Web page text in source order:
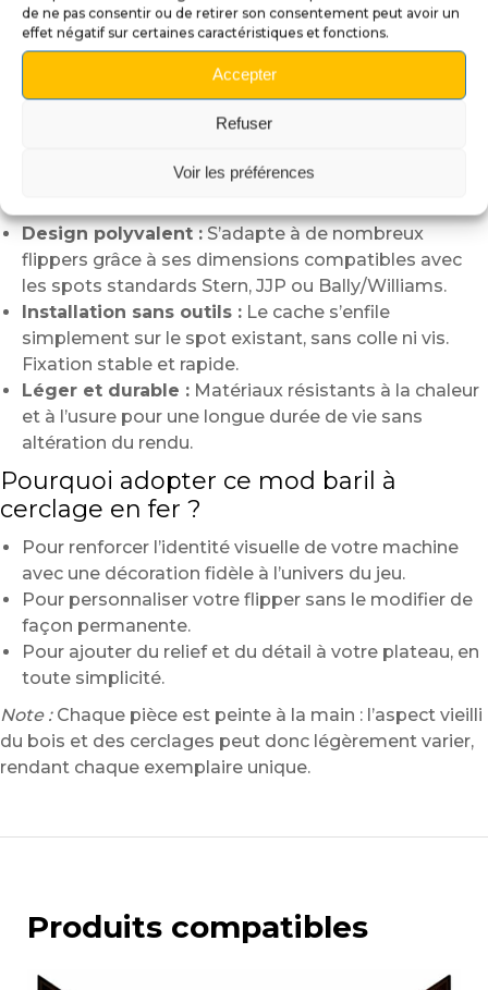
de ne pas consentir ou de retirer son consentement peut avoir un
effet négatif sur certaines caractéristiques et fonctions.
Accepter
Refuser
Voir les préférences
Pirates of the Caribbean,Black Rose,The Hobbit
Theatre of MagicouScared Stiff.
Caractéristiques :
Fabrication artisanale :Impression 3D de haute
cerclages en fer oxydépour un réalisme
Design polyvalent :S’adapte à de nombreux
flippers grâce à ses dimensions compatibles avec
les spots standards Stern, JJP ou Bally/Williams.
Installation sans outils : Le cache s’enfile
simplement sur le spot existant, sans colle ni vis.
Fixation stable et rapide.
Léger et durable : Matériaux résistants à la chaleur
et à l’usure pour une longue durée de vie sans
altération du rendu.
Pourquoi adopter ce mod baril à
cerclage en fer ?
Pour renforcer l’identité visuelle de votre machine
avec une décoration fidèle à l’univers du jeu.
Pour personnaliser votre flipper sans le modifier de
façon permanente.
Pour ajouter du relief et du détail à votre plateau, en
toute simplicité.
Note :Chaque pièce est peinte à la main : l’aspect vieilli
du bois et des cerclages peut donc légèrement varier,
rendant chaque exemplaire unique.
Produits compatibles